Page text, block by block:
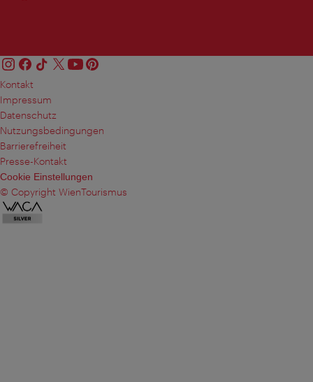
Kontakt
Impressum
Datenschutz
Nutzungsbedingungen
Barrierefreiheit
Presse-Kontakt
Cookie Einstellungen
© Copyright WienTourismus